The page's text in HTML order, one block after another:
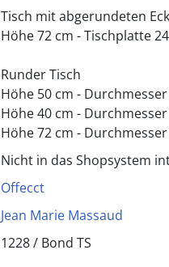
Tisch mit abgerundeten
Höhe 72 cm - Tischplatte
Runder Tisch
Höhe 50 cm -
Höhe 40 cm -
Höhe 72 cm -
Nicht in das Shopsystem
Offecct
Jean Marie Massaud
1228 / Bond TS